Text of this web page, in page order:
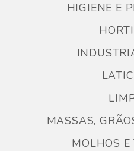
HIGIENE E
MASSAS,
MOLHOS E